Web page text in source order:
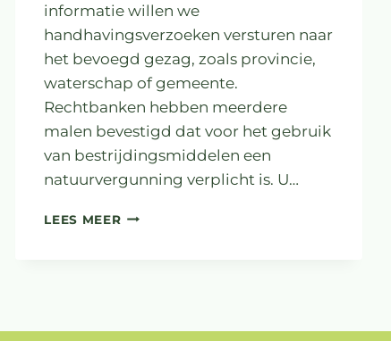
informatie willen we
handhavingsverzoeken versturen naar
het bevoegd gezag, zoals provincie,
waterschap of gemeente.
Rechtbanken hebben meerdere
malen bevestigd dat voor het gebruik
van bestrijdingsmiddelen een
natuurvergunning verplicht is. U…
LEES MEERWAAR